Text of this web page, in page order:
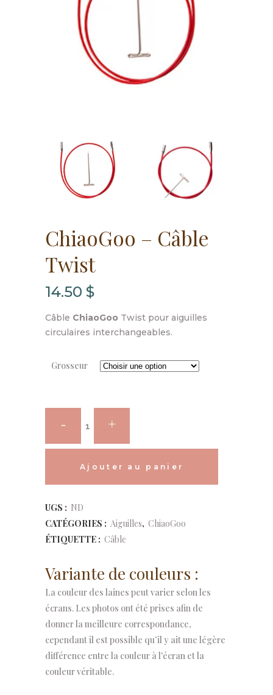
ChiaoGoo – Câble
Twist
14.50 $
Câble ChiaoGoo Twist pour aiguilles
circulaires interchangeables.
Grosseur
-
Twist
quantity
Ajouter au panier
UGS : ND
CATÉGORIES : Aiguilles, ChiaoGoo
ÉTIQUETTE : Câble
Variante de couleurs :
La couleur des laines peut varier selon les
écrans. Les photos ont été prises afin de
donner la meilleure correspondance,
cependant il est possible qu’il y ait une légère
différence entre la couleur à l'écran et la
couleur véritable.